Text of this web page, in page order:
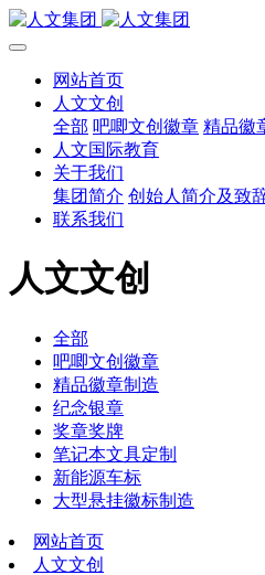
网站首页
人文文创
全部 吧唧文创徽章 精品徽
人文国际教育
关于我们
集团简介 创始人简介及致
联系我们
人文文创
全部
吧唧文创徽章
精品徽章制造
纪念银章
奖章奖牌
笔记本文具定制
新能源车标
大型悬挂徽标制造
网站首页
人文文创